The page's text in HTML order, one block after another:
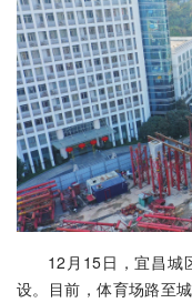
12月15日，宜昌城
设。目前，体育场路至